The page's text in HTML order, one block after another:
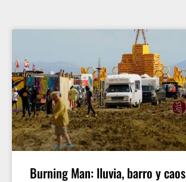
Burning Man: lluvia, barro y caos